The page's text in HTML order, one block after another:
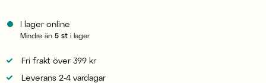
I lager online
Mindre än 5 st i lager
Fri frakt över 399 kr
Leverans 2-4 vardagar